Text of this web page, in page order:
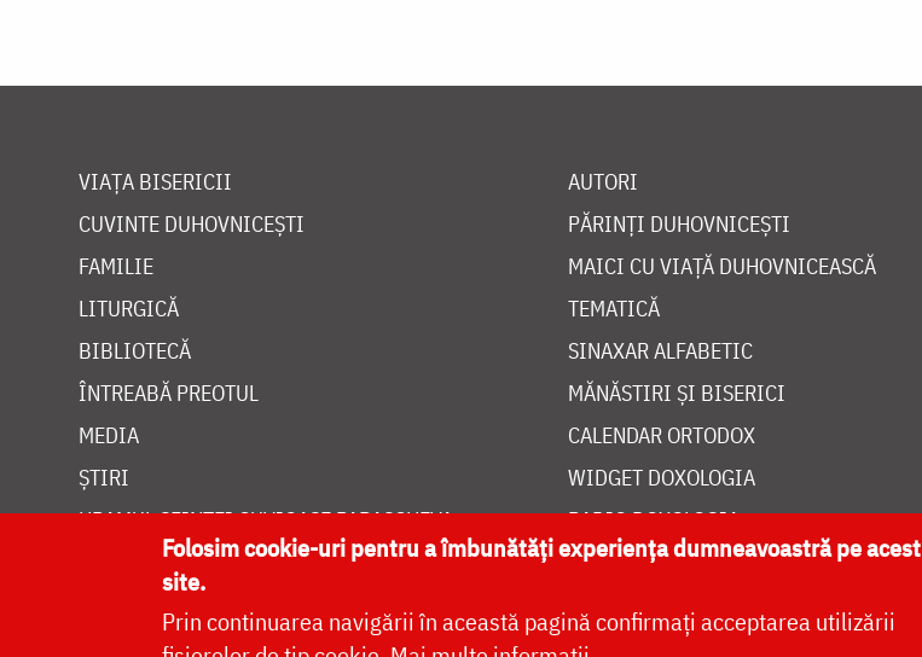
VIAȚA BISERICII
CUVINTE DUHOVNICEȘTI
FAMILIE
LITURGICĂ
BIBLIOTECĂ
ÎNTREABĂ PREOTUL
MEDIA
ȘTIRI
HRAMUL SFINTEI CUVIOASE PARASCHEVA
AUTORI
PĂRINȚI DUHOVNICEȘTI
MAICI CU VIAȚĂ DUHOVNICEASCĂ
TEMATICĂ
SINAXAR ALFABETIC
MĂNĂSTIRI ȘI BISERICI
CALENDAR ORTODOX
WIDGET DOXOLOGIA
RADIO DOXOLOGIA
Folosim cookie-uri pentru a îmbunătăți experiența dumneavoastră pe acest
site.
Prin continuarea navigării în această pagină confirmați acceptarea utilizării